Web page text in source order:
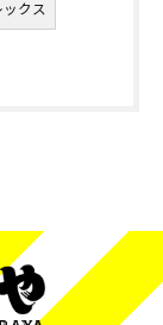
ックス